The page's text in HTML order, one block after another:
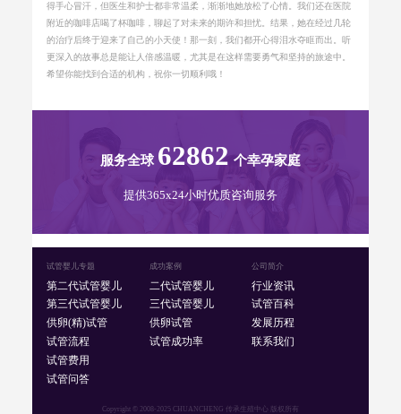
得手心冒汗，但医生和护士都非常温柔，渐渐地她放松了心情。我们还在医院
附近的咖啡店喝了杯咖啡，聊起了对未来的期许和担忧。结果，她在经过几轮
的治疗后终于迎来了自己的小天使！那一刻，我们都开心得泪水夺眶而出。听
更深入的故事总是能让人倍感温暖，尤其是在这样需要勇气和坚持的旅途中。
希望你能找到合适的机构，祝你一切顺利哦！
服务全球 62862 个幸孕家庭
提供365x24小时优质咨询服务
试管婴儿专题
第二代试管婴儿
第三代试管婴儿
供卵(精)试管
试管流程
试管费用
试管问答
成功案例
二代试管婴儿
三代试管婴儿
供卵试管
试管成功率
公司简介
行业资讯
试管百科
发展历程
联系我们
Copyright © 2008-2025 CHUANCHENG 传承生殖中心 版权所有